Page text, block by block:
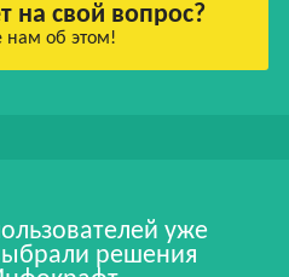
на свой вопрос?
нам об этом!
уже
решения